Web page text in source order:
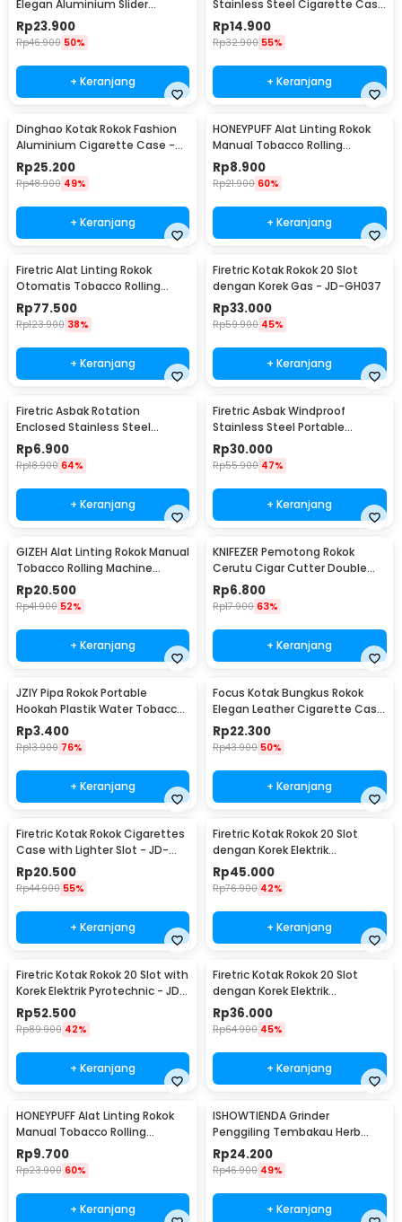
Elegan Aluminium Slider
Cigarette Case - JD-EH960
Rp23.900
Rp46.900 50%
+ Keranjang
Stainless Steel Cigarette Case
- LC25
Rp14.900
Rp32.900 55%
+ Keranjang
Dinghao Kotak Rokok Fashion
Aluminium Cigarette Case -
DH-7710
Rp25.200
Rp48.900 49%
+ Keranjang
HONEYPUFF Alat Linting Rokok
Manual Tobacco Rolling
Machine 10 x 70mm - TN900
Rp8.900
Rp21.900 60%
+ Keranjang
Firetric Alat Linting Rokok
Otomatis Tobacco Rolling
Machine 8x71mm - GR-12-005
Rp77.500
Rp123.900 38%
+ Keranjang
Firetric Kotak Rokok 20 Slot
dengan Korek Gas - JD-GH037
Rp33.000
Rp59.900 45%
+ Keranjang
Firetric Asbak Rotation
Enclosed Stainless Steel
Portable Ashtray - JL32
Rp6.900
Rp18.900 64%
+ Keranjang
Firetric Asbak Windproof
Stainless Steel Portable
Ashtray - JL38
Rp30.000
Rp55.900 47%
+ Keranjang
GIZEH Alat Linting Rokok Manual
Tobacco Rolling Machine
8x70mm - GU222
Rp20.500
Rp41.900 52%
+ Keranjang
KNIFEZER Pemotong Rokok
Cerutu Cigar Cutter Double
Blade - XJ-01
Rp6.800
Rp17.900 63%
+ Keranjang
JZIY Pipa Rokok Portable
Hookah Plastik Water Tobacco
Smoking Pipe - JY-101
Rp3.400
Rp13.900 76%
+ Keranjang
Focus Kotak Bungkus Rokok
Elegan Leather Cigarette Case
- JD-SH650
Rp22.300
Rp43.900 50%
+ Keranjang
Firetric Kotak Rokok Cigarettes
Case with Lighter Slot - JD-
YH001
Rp20.500
Rp44.900 55%
+ Keranjang
Firetric Kotak Rokok 20 Slot
dengan Korek Elektrik
Pyrotechnic - JD-YH048
Rp45.000
Rp76.900 42%
+ Keranjang
Firetric Kotak Rokok 20 Slot with
Korek Elektrik Pyrotechnic - JD-
YH051
Rp52.500
Rp89.900 42%
+ Keranjang
Firetric Kotak Rokok 20 Slot
dengan Korek Elektrik
Pyrotechnic - HD-KS-A6
Rp36.000
Rp64.900 45%
+ Keranjang
HONEYPUFF Alat Linting Rokok
Manual Tobacco Rolling
Machine 6-8x110mm - QQ001
Rp9.700
Rp23.900 60%
+ Keranjang
ISHOWTIENDA Grinder
Penggiling Tembakau Herb
Crusher Magnetic 3 Layer -
LST-24
Rp24.200
Rp46.900 49%
+ Keranjang